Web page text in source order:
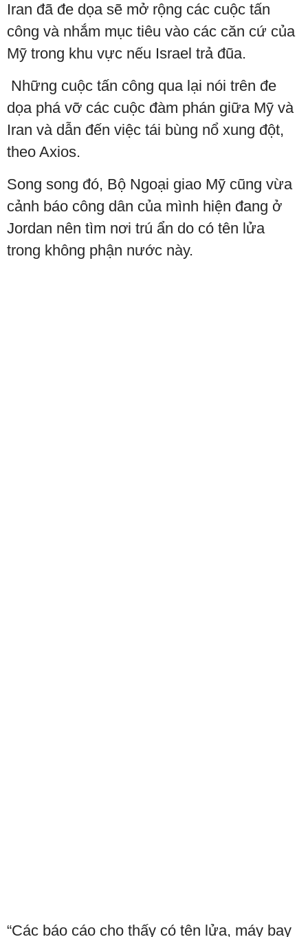
Iran đã đe dọa sẽ mở rộng các cuộc tấn
công và nhắm mục tiêu vào các căn cứ của
Mỹ trong khu vực nếu Israel trả đũa.
Những cuộc tấn công qua lại nói trên đe
dọa phá vỡ các cuộc đàm phán giữa Mỹ và
Iran và dẫn đến việc tái bùng nổ xung đột,
theo Axios.
Song song đó, Bộ Ngoại giao Mỹ cũng vừa
cảnh báo công dân của mình hiện đang ở
Jordan nên tìm nơi trú ẩn do có tên lửa
trong không phận nước này.
“Các báo cáo cho thấy có tên lửa, máy bay